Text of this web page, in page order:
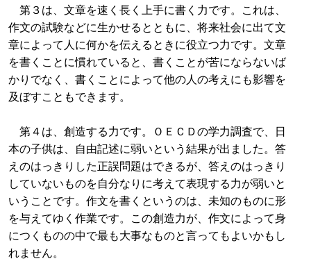
第３は、文章を速く長く上手に書く力です。これは、
作文の試験などに生かせるとともに、将来社会に出て文
章によって人に何かを伝えるときに役立つ力です。文章
を書くことに慣れていると、書くことが苦にならないば
かりでなく、書くことによって他の人の考えにも影響を
及ぼすこともできます。
第４は、創造する力です。ＯＥＣＤの学力調査で、日
本の子供は、自由記述に弱いという結果が出ました。答
えのはっきりした正誤問題はできるが、答えのはっきり
していないものを自分なりに考えて表現する力が弱いと
いうことです。作文を書くというのは、未知のものに形
を与えてゆく作業です。この創造力が、作文によって身
につくものの中で最も大事なものと言ってもよいかもし
れません。